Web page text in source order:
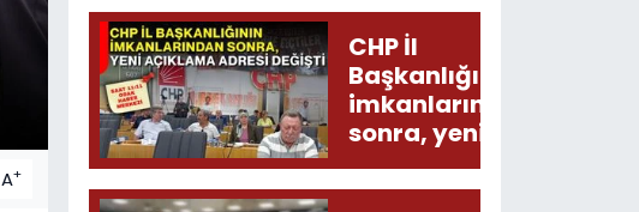
A+
CHP İl
Başkanlığının
imkanlarından
sonra, yeni
açıklama
adresi değişti!